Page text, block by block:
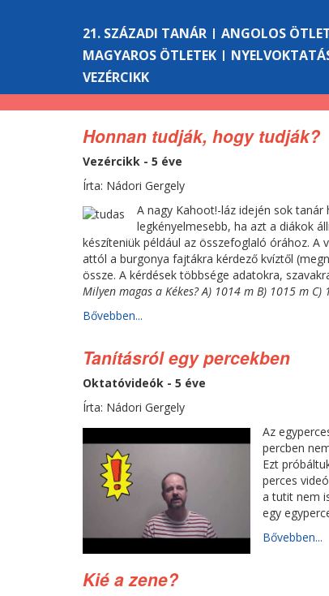
21. SZÁZADI TANÁR ANGOLOS
MAGYAROS ÖTLETEK
VEZÉRCIKK
Honnan tudják, hogy tudják?
Vezércikk - 5 éve
Írta: Nádori Gergely
A nagy Kahoot!-láz idején sok
legkényelmesebb, ha azt a diákok
készíteniük például az összefoglaló órához.
attól a burgonya fajtákra kérdező kvíztől
össze. A kérdések többsége adatokra,
Milyen magas a Kékes? A) 1014 m B) 1015 m C)
Bővebben...
Tanításról egy percekben
Oktatóvideók - 5 éve
Írta: Nádori Gergely
Az
percben
Ezt
perces
a tutit nem
egy
Bővebben...
Kié a zene?